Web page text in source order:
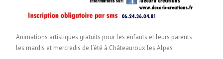
Animations artistiques gratuits pour les enfants et leurs parents
les mardis et mercredis de l’été à Châteauroux les Alpes